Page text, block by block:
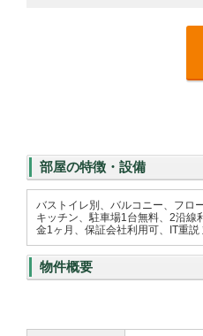
部屋の特徴・設備
バストイレ別、バルコニー、フロ
キッチン、駐車場1台無料、2沿
金1ヶ月、保証会社利用可、IT重
物件概要